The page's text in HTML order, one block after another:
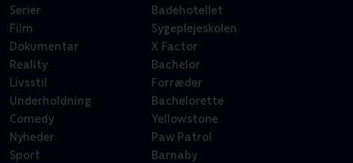
Serier
Film
Dokumentar
Reality
Livsstil
Underholdning
Comedy
Nyheder
Sport
Badehotellet
Sygeplejeskolen
X Factor
Bachelor
Forræder
Bachelorette
Yellowstone
Paw Patrol
Barnaby